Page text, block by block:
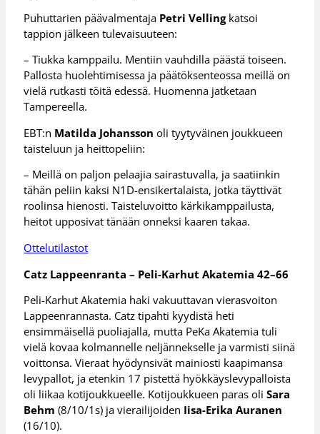
Puhuttarien päävalmentaja Petri Vellingkatsoi
tappion jälkeen tulevaisuuteen:
– Tiukka kamppailu. Mentiin vauhdilla päästä toiseen.
Pallosta huolehtimisessa ja päätöksenteossa meillä on
vielä rutkasti töitä edessä. Huomenna jatketaan
Tampereella.
EBT:n Matilda Johansson oli tyytyväinen joukkueen
taisteluun ja heittopeliin:
– Meillä on paljon pelaajia sairastuvalla, ja saatiinkin
tähän peliin kaksi N1D-ensikertalaista, jotka täyttivät
roolinsa hienosti. Taisteluvoitto kärkikamppailusta,
heitot upposivat tänään onneksi kaaren takaa.
Ottelutilastot
Catz Lappeenranta – Peli-Karhut Akatemia 42–66
Peli-Karhut Akatemia haki vakuuttavan vierasvoiton
Lappeenrannasta. Catz tipahti kyydistä heti
ensimmäisellä puoliajalla, mutta PeKa Akatemia tuli
vielä kovaa kolmannelle neljännekselle ja varmisti siinä
voittonsa. Vieraat hyödynsivät mainiosti kaapimansa
levypallot, ja etenkin 17 pistettä hyökkäyslevypalloista
oli liikaa kotijoukkueelle. Kotijoukkueen paras oliSara
Behm (8/10/1s) ja vierailijoiden Iisa-Erika Auranen
(16/10).